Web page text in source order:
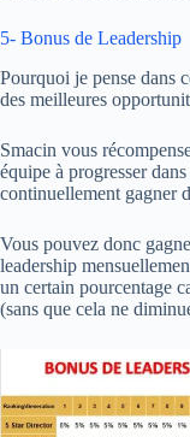
5- Bonus de Leadership
Pourquoi je pense dans
des meilleures
Smacin vous
équipe à progresser
continuellement gagner
Vous pouvez donc
leadership
un certain pourcentage
(sans que cela ne